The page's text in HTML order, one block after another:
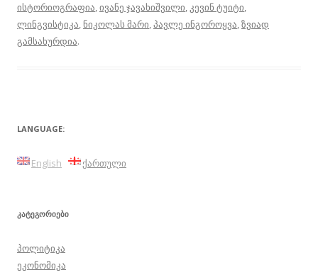
ისტორიოგრაფია,ივანე ჯავახიშვილი,კევინ ტუიტი,
ლინგვისტიკა,ნიკოლას მარი,პავლე ინგოროყვა,ზვიად
გამსახურდია.
LANGUAGE:
English ქართული
ᲙᲐᲢᲔᲒᲝᲠᲘᲔᲑᲘ
პოლიტიკა
ეკონომიკა